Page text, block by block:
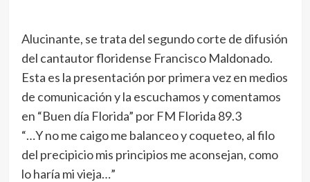
Alucinante, se trata del segundo corte de difusión
del cantautor floridense Francisco Maldonado.
Esta es la presentación por primera vez en medios
de comunicación y la escuchamos y comentamos
en “Buen día Florida” por FM Florida 89.3
“…Y no me caigo me balanceo y coqueteo, al filo
del precipicio mis principios me aconsejan, como
lo haría mi vieja…”